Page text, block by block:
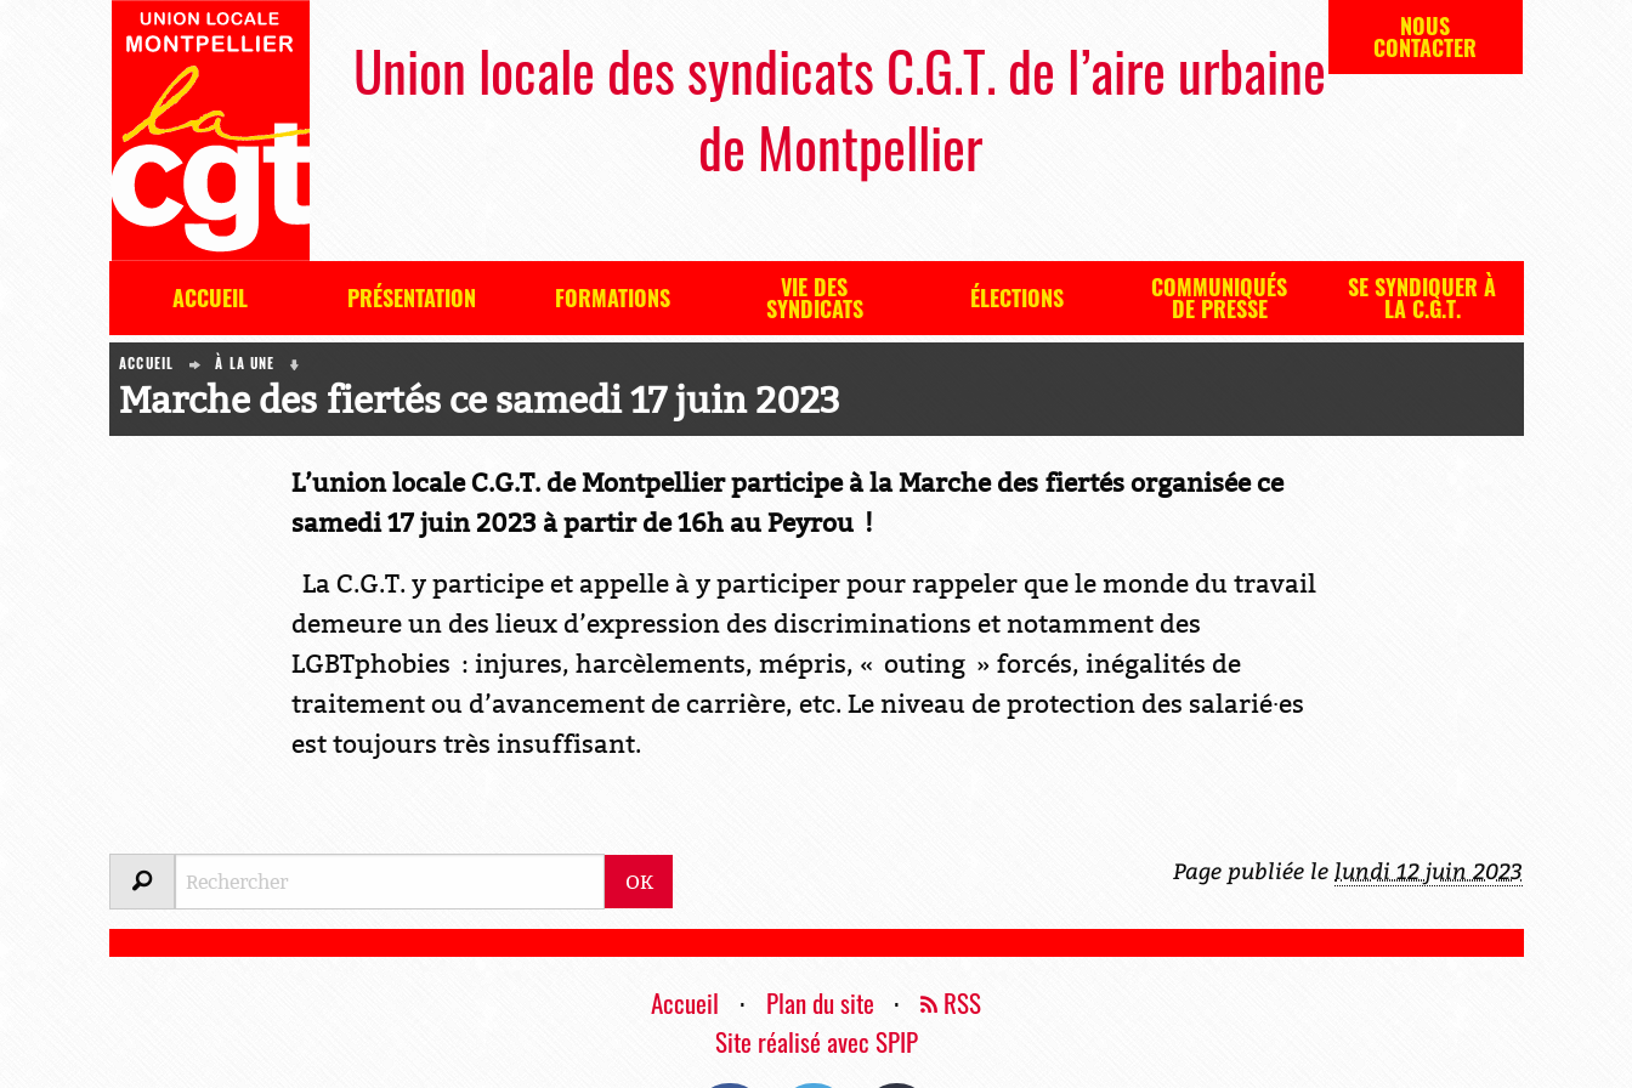
Union locale des syndicats C.G.T. de l’aire urbaine
de Montpellier
NOUS
CONTACTER
ACCUEIL PRÉSENTATION FORMATIONS VIE DES
SYNDICATS ÉLECTIONS COMMUNIQUÉS
DE PRESSE
SE SYNDIQUER À
LA C.G.T.
ACCUEIL À LA UNE
Marche des fiertés ce samedi 17 juin 2023
L’union locale C.G.T. de Montpellier participe à la Marche des fiertés organisée ce
samedi 17 juin 2023 à partir de 16h au Peyrou !
La C.G.T. y participe et appelle à y participer pour rappeler que le monde du travail
demeure un des lieux d’expression des discriminations et notamment des
LGBTphobies : injures, harcèlements, mépris, « outing » forcés, inégalités de
traitement ou d’avancement de carrière, etc. Le niveau de protection des salarié∙es
est toujours très insuffisant.
Page publiée le lundi 12 juin 2023
OK
Accueil ⋅ Plan du site ⋅
RSS
Site réalisé avec SPIP